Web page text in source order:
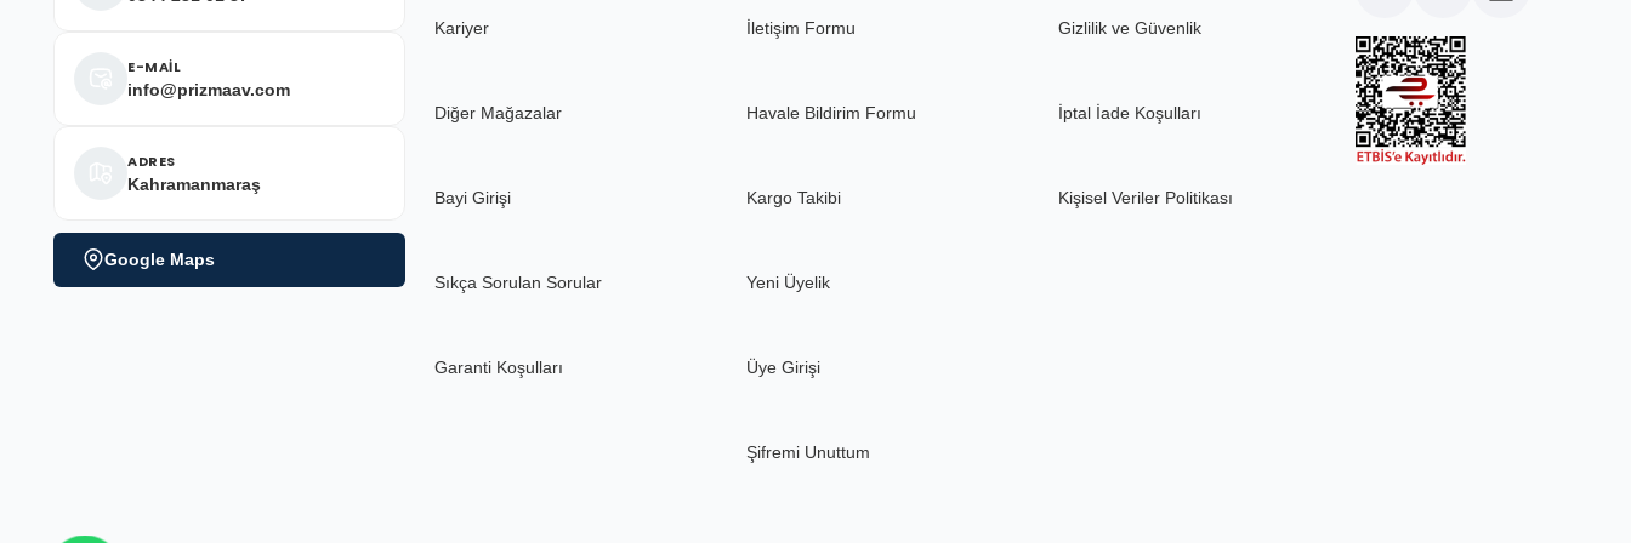
E-MAİL
info@prizmaav.com
ADRES
Kahramanmaraş
Google Maps
Kariyer
Diğer Mağazalar
Bayi Girişi
Sıkça Sorulan Sorular
Garanti Koşulları
İletişim Formu
Havale Bildirim Formu
Kargo Takibi
Yeni Üyelik
Üye Girişi
Şifremi Unuttum
Gizlilik ve Güvenlik
İptal İade Koşulları
Kişisel Veriler Politikası